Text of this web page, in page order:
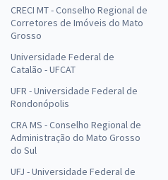
CRECI MT - Conselho Regional de
Corretores de Imóveis do Mato
Grosso
Universidade Federal de
Catalão - UFCAT
UFR - Universidade Federal de
Rondonópolis
CRA MS - Conselho Regional de
Administração do Mato Grosso
do Sul
UFJ - Universidade Federal de